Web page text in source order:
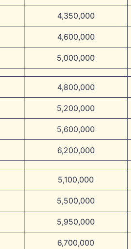
4,350,000
4,600,000
5,000,000
4,800,000
5,200,000
5,600,000
6,200,000
5,100,000
5,500,000
5,950,000
6,700,000